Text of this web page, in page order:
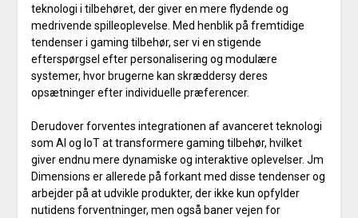
teknologi i tilbehøret, der giver en mere flydende og
medrivende spilleoplevelse. Med henblik på fremtidige
tendenser i gaming tilbehør, ser vi en stigende
efterspørgsel efter personalisering og modulære
systemer, hvor brugerne kan skræddersy deres
opsætninger efter individuelle præferencer.
Derudover forventes integrationen af avanceret teknologi
som AI og IoT at transformere gaming tilbehør, hvilket
giver endnu mere dynamiske og interaktive oplevelser. Jm
Dimensions er allerede på forkant med disse tendenser og
arbejder på at udvikle produkter, der ikke kun opfylder
nutidens forventninger, men også baner vejen for